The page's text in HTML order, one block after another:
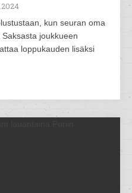
kun seuran oma
joukkueen
loppukauden lisäksi